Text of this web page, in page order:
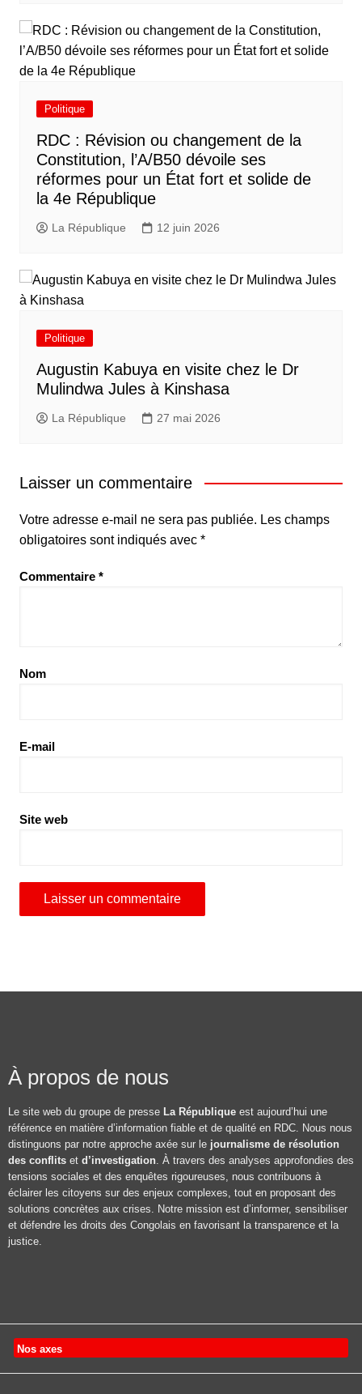
Politique
RDC : Révision ou changement de la
Constitution, l’A/B50 dévoile ses
réformes pour un État fort et solide de
la 4e République
La République 12 juin 2026
Politique
Augustin Kabuya en visite chez le Dr
Mulindwa Jules à Kinshasa
La République 27 mai 2026
Laisser un commentaire
Votre adresse e-mail ne sera pas publiée. Les champs
obligatoires sont indiqués avec *
Commentaire *
Nom
E-mail
Site web
À propos de nous
Le site web du groupe de presse La République est aujourd’hui une
référence en matière d’information fiable et de qualité en RDC. Nous nous
distinguons par notre approche axée sur le journalisme de résolution
des conflits et d’investigation. À travers des analyses approfondies des
tensions sociales et des enquêtes rigoureuses, nous contribuons à
éclairer les citoyens sur des enjeux complexes, tout en proposant des
solutions concrètes aux crises. Notre mission est d’informer, sensibiliser
et défendre les droits des Congolais en favorisant la transparence et la
justice.
Nos axes